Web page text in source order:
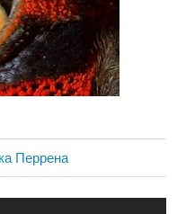
Перрена